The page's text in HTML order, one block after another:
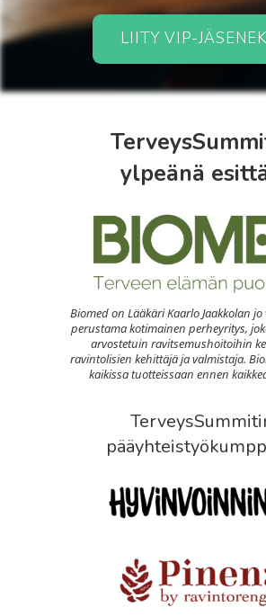
LIITY VIP-
ylpeänä
Biomed on Lääkäri Kaarlo Jaakkolan
perustama kotimainen perheyritys,
arvostetuin ravitsemushoitoihin
ravintolisien kehittäjä ja valmistaja.
kaikissa tuotteissaan ennen